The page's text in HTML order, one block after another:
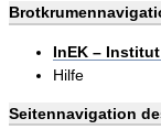
InEK –
Hilfe
Seitennavigation